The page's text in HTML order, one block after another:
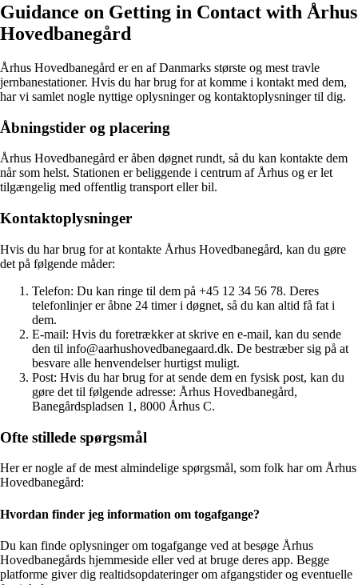
Guidance on Getting in Contact with Århus
Hovedbanegård
Århus Hovedbanegård er en af Danmarks største og mest travle
jernbanestationer. Hvis du har brug for at komme i kontakt med dem,
har vi samlet nogle nyttige oplysninger og kontaktoplysninger til dig.
Åbningstider og placering
Århus Hovedbanegård er åben døgnet rundt, så du kan kontakte dem
når som helst. Stationen er beliggende i centrum af Århus og er let
tilgængelig med offentlig transport eller bil.
Kontaktoplysninger
Hvis du har brug for at kontakte Århus Hovedbanegård, kan du gøre
det på følgende måder:
Telefon: Du kan ringe til dem på +45 12 34 56 78. Deres
telefonlinjer er åbne 24 timer i døgnet, så du kan altid få fat i
dem.
E-mail: Hvis du foretrækker at skrive en e-mail, kan du sende
den til info@aarhushovedbanegaard.dk. De bestræber sig på at
besvare alle henvendelser hurtigst muligt.
Post: Hvis du har brug for at sende dem en fysisk post, kan du
gøre det til følgende adresse: Århus Hovedbanegård,
Banegårdspladsen 1, 8000 Århus C.
Ofte stillede spørgsmål
Her er nogle af de mest almindelige spørgsmål, som folk har om Århus
Hovedbanegård:
Hvordan finder jeg information om togafgange?
Du kan finde oplysninger om togafgange ved at besøge Århus
Hovedbanegårds hjemmeside eller ved at bruge deres app. Begge
platforme giver dig realtidsopdateringer om afgangstider og eventuelle